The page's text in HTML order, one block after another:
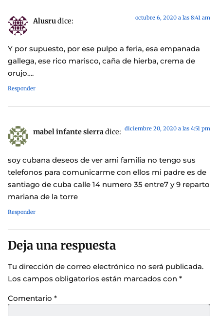
Alusrudice: octubre 6, 2020 a las 8:41 am
Y por supuesto, por ese pulpo a feria, esa empanada
gallega, ese rico marisco, caña de hierba, crema de
orujo….
Responder
mabel infante sierradice: diciembre 20, 2020 a las 4:51 pm
soy cubana deseos de ver ami familia no tengo sus
telefonos para comunicarme con ellos mi padre es de
santiago de cuba calle 14 numero 35 entre7 y 9 reparto
mariana de la torre
Responder
Deja una respuesta
Tu dirección de correo electrónico no será publicada.
Los campos obligatorios están marcados con *
Comentario *